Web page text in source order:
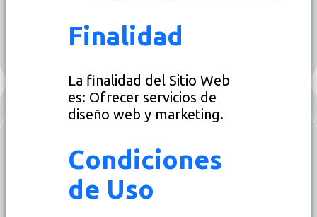
Finalidad
La finalidad del Sitio Web
es: Ofrecer servicios de
diseño web y marketing.
Condiciones
de Uso